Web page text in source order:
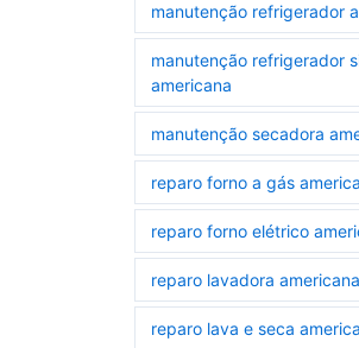
manutenção refrigerador
manutenção refrigerador
americana
manutenção secadora
reparo forno a gás
reparo forno elétrico
reparo lavadora americana
reparo lava e seca